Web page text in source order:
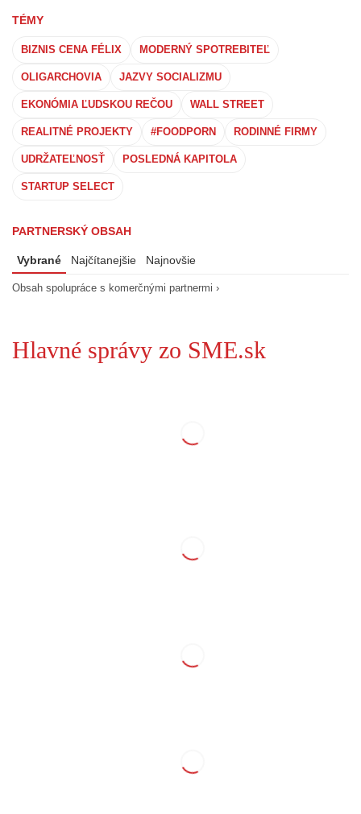
TÉMY
BIZNIS CENA FÉLIX MODERNÝ SPOTREBITEĽ
OLIGARCHOVIA JAZVY SOCIALIZMU
EKONÓMIA ĽUDSKOU REČOU WALL STREET
REALITNÉ PROJEKTY #FOODPORN RODINNÉ FIRMY
UDRŽATEĽNOSŤ POSLEDNÁ KAPITOLA
STARTUP SELECT
PARTNERSKÝ OBSAH
Vybrané Najčítanejšie Najnovšie
Obsah spolupráce s komerčnými partnermi ›
Hlavné správy zo SME.sk